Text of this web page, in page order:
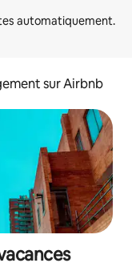
sur Airbnb